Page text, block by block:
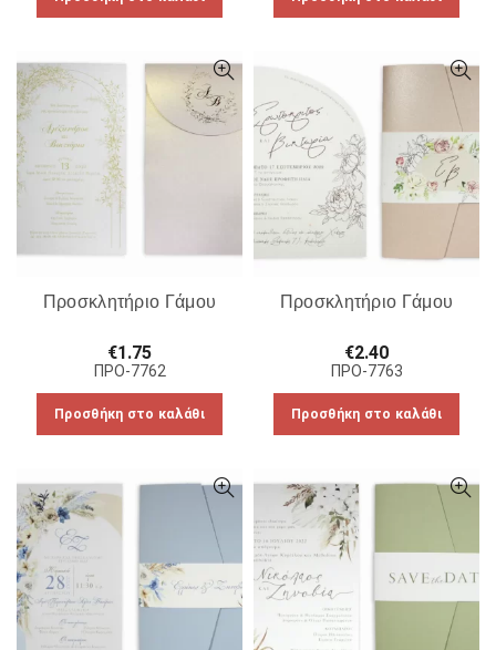
Προσκλητήριο Γάμου
€1.75
ΠΡΟ-7762
Προσθήκη στο καλάθι
Προσκλητήριο Γάμου
€2.40
ΠΡΟ-7763
Προσθήκη στο καλάθι